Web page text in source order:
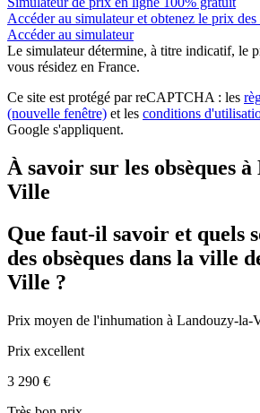
Accéder au simulateur et obtenez le prix des
Accéder au simulateur
Le simulateurdétermine, à titre indicatif, le
vous résidez en France.
Ce site est protégé par reCAPTCHA : les
(nouvelle fenêtre) et les conditions
Google s'appliquent.
À savoir sur les obsèques
Ville
Que faut-il savoir et quels
des obsèques dans la ville
Ville ?
Prix moyen de l'inhumation à Landouzy-la-
Prix excellent
3 290 €